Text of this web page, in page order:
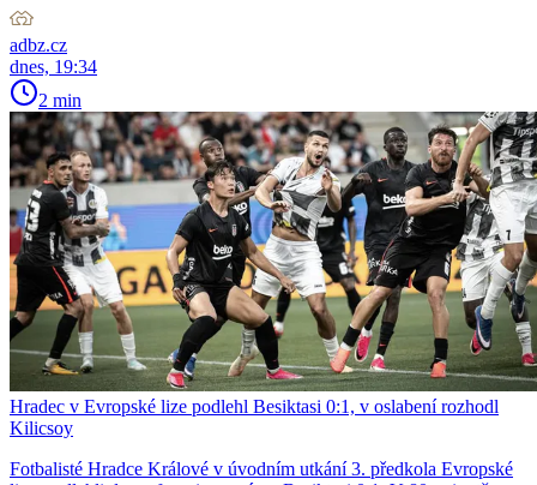
adbz.cz
dnes, 19:34
2 min
Hradec v Evropské lize podlehl Besiktasi 0:1, v oslabení rozhodl
Kilicsoy
Fotbalisté Hradce Králové v úvodním utkání 3. předkola Evropské